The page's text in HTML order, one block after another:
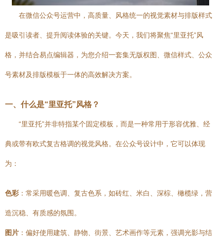
在微信公众号运营中，高质量、风格统一的视觉素材与排版样式
是吸引读者、提升阅读体验的关键。今天，我们将聚焦“里亚托”风
格，并结合易点编辑器，为您介绍一套集无版权图、微信样式、公众
号素材及排版模板于一体的高效解决方案。
一、什么是“里亚托”风格？
“里亚托”并非特指某个固定模板，而是一种常用于形容优雅、经
典或带有欧式复古格调的视觉风格。在公众号设计中，它可以体现
为：
色彩 ：常采用暖色调、复古色系，如砖红、米白、深棕、橄榄绿，营
造沉稳、有质感的氛围。
图片 ：偏好使用建筑、静物、街景、艺术画作等元素，强调光影与结